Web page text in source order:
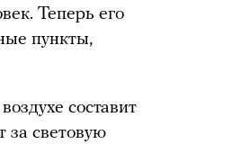
Теперь его
пункты,
составит
за световую